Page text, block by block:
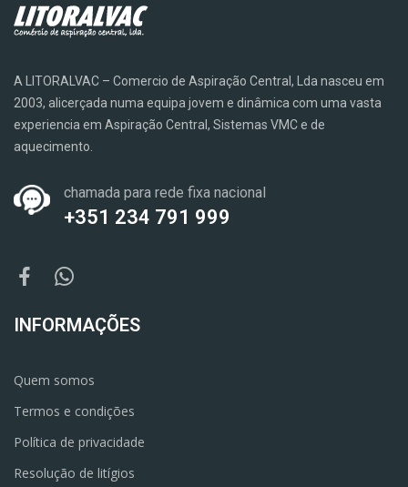
A LITORALVAC – Comercio de Aspiração Central, Lda nasceu em
2003, alicerçada numa equipa jovem e dinâmica com uma vasta
experiencia em Aspiração Central, Sistemas VMC e de
aquecimento.
chamada para rede fixa nacional
+351 234 791 999
INFORMAÇÕES
Quem somos
Termos e condições
Política de privacidade
Resolução de litígios